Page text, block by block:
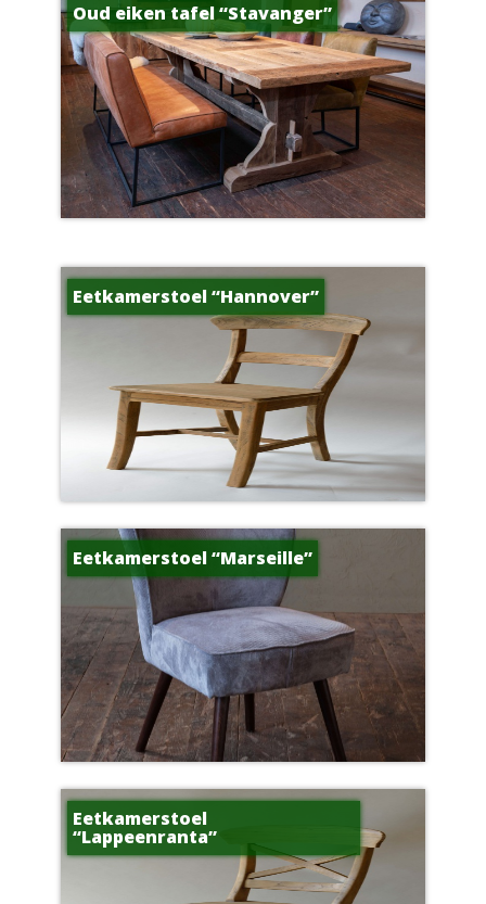
Oud eiken tafel “Stavanger”
Eetkamerstoel “Hannover”
Eetkamerstoel “Marseille”
Eetkamerstoel
“Lappeenranta”